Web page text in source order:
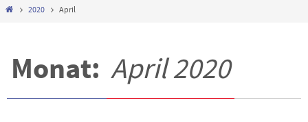
Start2020 April
Monat: April 2020